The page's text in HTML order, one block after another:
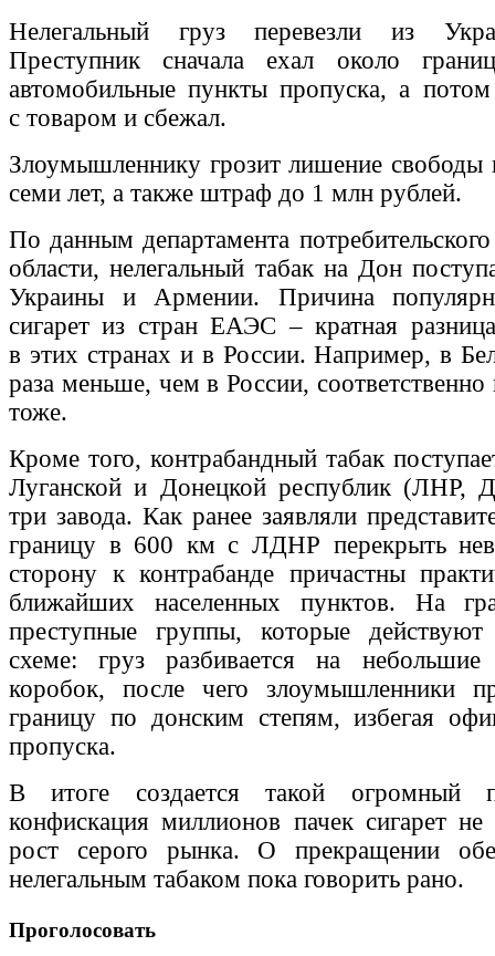
Нелегальный груз перевезли из
Преступник сначала ехал около
автомобильные пункты пропуска, а
с товаром и сбежал.
Злоумышленнику грозит лишение свободы
семи лет, а также штраф до 1 млн рублей.
По данным департамента
области, нелегальный табак на Дон
Украины и Армении. Причина
сигарет из стран ЕАЭС – кратная
в этих странах и в России. Например, в
раза меньше, чем в России, соответственно
тоже.
Кроме того, контрабандный табак
Луганской и Донецкой республик (ЛНР,
три завода. Как ранее заявляли
границу в 600 км с ЛДНР перекрыть
сторону к контрабанде причастны
ближайших населенных пунктов. На
преступные группы, которые
схеме: груз разбивается на
коробок, после чего злоумышленники
границу по донским степям, избегая
пропуска.
В итоге создается такой огромный
конфискация миллионов пачек сигарет
рост серого рынка. О прекращении
нелегальным табаком пока говорить рано.
Проголосовать